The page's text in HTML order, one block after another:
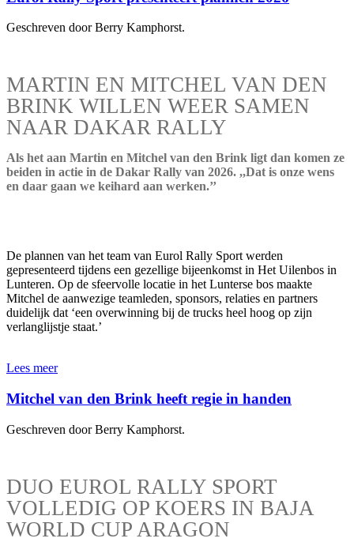
Geschreven door Berry Kamphorst.
MARTIN EN MITCHEL VAN DEN
BRINK WILLEN WEER SAMEN
NAAR DAKAR RALLY
Als het aan Martin en Mitchel van den Brink ligt dan komen ze
beiden in actie in de Dakar Rally van 2026. ,,Dat is onze wens
en daar gaan we keihard aan werken.’’
De plannen van het team van Eurol Rally Sport werden
gepresenteerd tijdens een gezellige bijeenkomst in Het Uilenbos in
Lunteren. Op de sfeervolle locatie in het Lunterse bos maakte
Mitchel de aanwezige teamleden, sponsors, relaties en partners
duidelijk dat ‘een overwinning bij de trucks heel hoog op zijn
verlanglijstje staat.’
Lees meer
Mitchel van den Brink heeft regie in handen
Geschreven door Berry Kamphorst.
DUO EUROL RALLY SPORT
VOLLEDIG OP KOERS IN BAJA
WORLD CUP ARAGON